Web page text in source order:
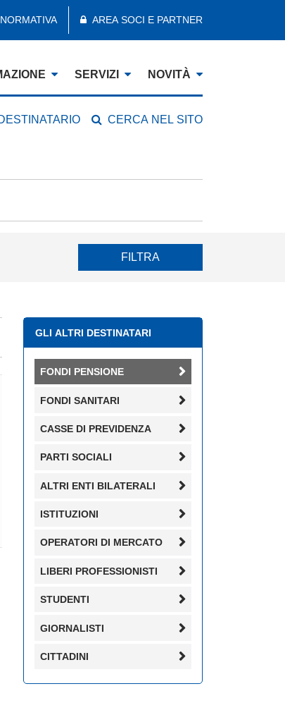
NORMATIVA AREA SOCI E PARTNER
SERVIZI NOVITÀ
CERCA NEL SITO
FILTRA
GLI ALTRI DESTINATARI
FONDI PENSIONE
FONDI SANITARI
CASSE DI PREVIDENZA
PARTI SOCIALI
ALTRI ENTI BILATERALI
ISTITUZIONI
OPERATORI DI MERCATO
LIBERI PROFESSIONISTI
STUDENTI
GIORNALISTI
CITTADINI